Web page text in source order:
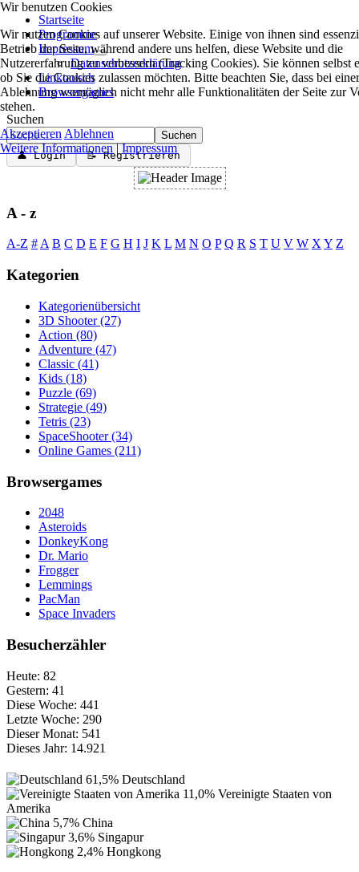
Startseite
Programme
Impressum
Datenschutzerklärung
Linktausch
Browsergames
Suchen
Suchen
👤 Login
📝 Registrieren
A - z
A-Z #A B C D E F G H I J K L M N O P Q R S T U V W XY Z
Kategorien
Kategorienübersicht
3D Shooter(27)
Action (80)
Adventure (47)
Classic (41)
Kids (18)
Puzzle (69)
Strategie (49)
Tetris (23)
SpaceShooter(34)
Online Games (211)
Browsergames
2048
Asteroids
DonkeyKong
Dr. Mario
Frogger
Lemmings
PacMan
Space Invaders
Besucherzähler
Heute: 82
Gestern: 41
Diese Woche: 441
Letzte Woche: 290
Dieser Monat: 541
Dieses Jahr: 14.921
61,5% Deutschland
11,0% Vereinigte Staaten von
Amerika
5,7% China
3,6% Singapur
2,4% Hongkong
Wir benutzen Cookies
Wir nutzen Cookies auf unserer Website. Einige von ihnen sind
Betrieb der Seite, während andere uns helfen, diese Website und die
Nutzererfahrung zu verbessern (Tracking Cookies). Sie können selbst
ob Sie die Cookies zulassen möchten. Bitte beachten Sie, dass bei einer
Ablehnung womöglich nicht mehr alle Funktionalitäten der Seite zur
stehen.
Akzeptieren Ablehnen
Weitere Informationen|Impressum